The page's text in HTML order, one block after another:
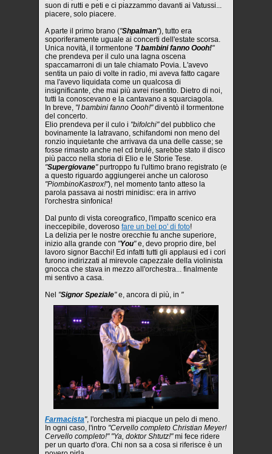
suon di rutti e peti e ci piazzammo davanti ai Vatussi...
piacere, solo piacere.
A parte il primo brano ("Shpalman"), tutto era
soporiferamente uguale ai concerti dell'estate scorsa.
Unica novità, il tormentone "I bambini fanno Oooh!"
che prendeva per il culo una lagna oscena
spaccamarroni di un tale chiamato Povia. L'avevo
sentita un paio di volte in radio, mi aveva fatto cagare
ma l'avevo liquidata come un qualcosa di
insignificante, che mai più avrei risentito. Dietro di noi,
tutti la conoscevano e la cantavano a squarciagola.
In breve, "I bambini fanno Oooh!"diventò il tormentone
del concerto.
Elio prendeva per il culo i "bifolchi"del pubblico che
bovinamente la latravano, schifandomi non meno del
ronzio inquietante che arrivava da una delle casse; se
fosse rimasto anche nel cd brulé, sarebbe stato il disco
più pacco nella storia di Elio e le Storie Tese.
"Supergiovane"purtroppo fu l'ultimo brano registrato (e
a questo riguardo aggiungerei anche un caloroso
"PiombinoKastrox!"), nel momento tanto atteso la
parola passava ai nostri minidisc: era in arrivo
l'orchestra sinfonica!
Dal punto di vista coreografico, l'impatto scenico era
ineccepibile, doveroso fare un bel po' di foto!
La delizia per le nostre orecchie fu anche superiore,
inizio alla grande con "You"e, devo proprio dire, bel
lavoro signor Bacchi! Ed infatti tutti gli applausi ed i cori
furono indirizzati al mirevole capezzale della violinista
gnocca che stava in mezzo all'orchestra... finalmente
mi sentivo a casa.
Nel "Signor Speziale"e, ancora di più, in "
Farmacista", l'orchestra mi piacque un pelo di meno.
In ogni caso, l'intro "Cervello completo Christian Meyer!
Cervello completo!" "Ya, doktor Shtutz!"mi fece ridere
per un quarto d'ora. Chi non sa a cosa si riferisce è un